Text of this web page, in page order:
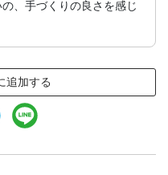
、手づくりの良さを感じ
追加する